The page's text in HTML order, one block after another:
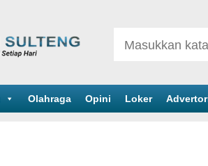
Olahraga Opini Loker